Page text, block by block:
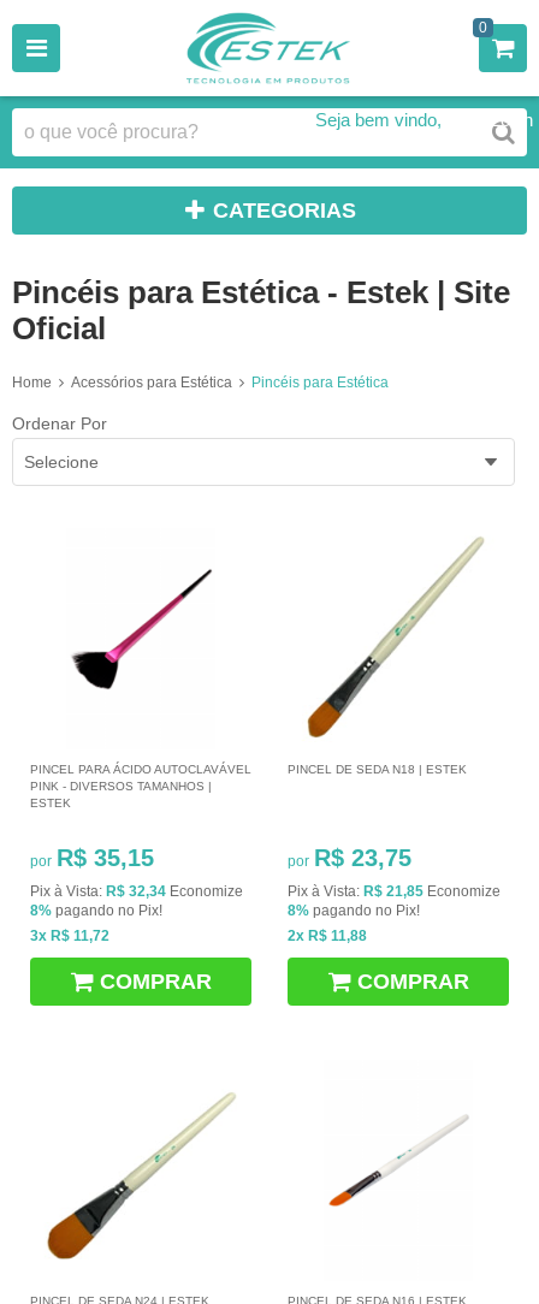
0
Seja bem vindo, Faça Login
CATEGORIAS
Pincéis para Estética - Estek | Site
Oficial
Home Acessórios para Estética Pincéis para Estética
Ordenar Por
Selecione
PINCEL PARA ÁCIDO AUTOCLAVÁVEL
PINK - DIVERSOS TAMANHOS |
ESTEK
por R$ 35,15
Pix à Vista: R$ 32,34 Economize
8% pagando no Pix!
3x R$ 11,72
COMPRAR
PINCEL DE SEDA N18 | ESTEK
por R$ 23,75
Pix à Vista: R$ 21,85 Economize
8% pagando no Pix!
2x R$ 11,88
COMPRAR
PINCEL DE SEDA N24 | ESTEK PINCEL DE SEDA N16 | ESTEK